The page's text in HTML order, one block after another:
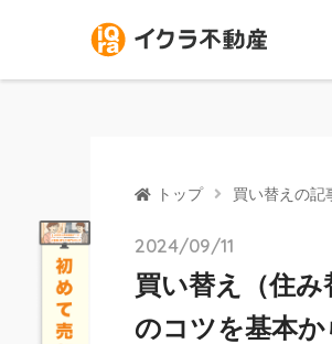
トップ 買い替えの記
2024/09/11
買い替え（住
のコツを基本か